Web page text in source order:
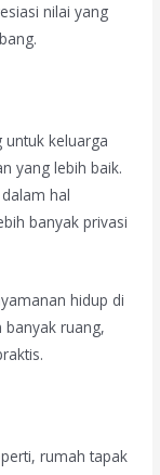
nilai yang
untuk keluarga
yang lebih baik.
hal
banyak privasi
hidup di
banyak ruang,
rumah tapak